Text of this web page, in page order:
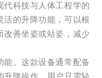
代科技与人体工程学的
活的升降功能，可以根
改善坐姿或站姿，减少
能。这款设备通常配备